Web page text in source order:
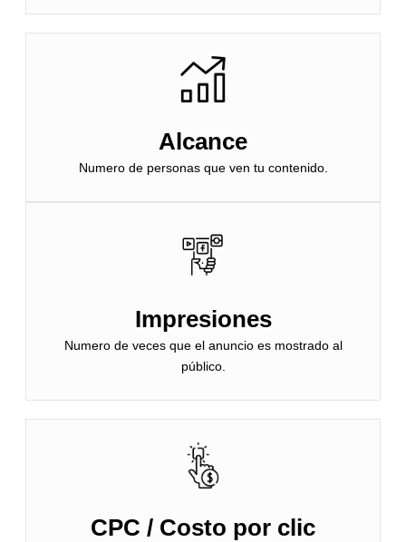
Alcance
Numero de personas que ven tu contenido.
Impresiones
Numero de veces que el anuncio es mostrado al
público.
CPC / Costo por clic